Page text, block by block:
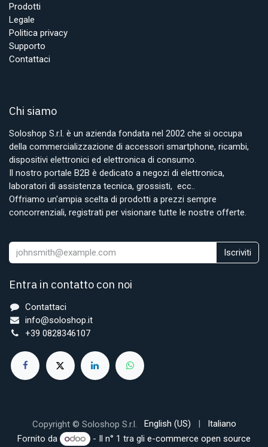
Prodotti
Legale
Politica privacy
Supporto
Contattaci
Chi siamo
Soloshop S.r.l. è un azienda fondata nel 2002 che si occupa
della commercializzazione di accessori smartphone, ricambi,
dispositivi elettronici ed elettronica di consumo.
Il nostro portale B2B è dedicato a negozi di elettronica,
laboratori di assistenza tecnica, grossisti, ecc..
Offriamo un'ampia scelta di prodotti a prezzi sempre
concorrenziali, registrati per visionare tutte le nostre offerte.
Iscriviti
Entra in contatto con noi
Contattaci
info@soloshop.it
+39 0828346107
Copyright © Soloshop S.r.l. English (US) |
Italiano
Fornito da
- Il n° 1 tra glie-commerce open source